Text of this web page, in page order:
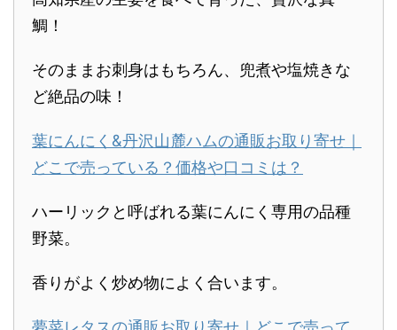
鯛！
そのままお刺身はもちろん、兜煮や塩焼きな
ど絶品の味！
葉にんにく&丹沢山麓ハムの通販お取り寄せ｜
どこで売っている？価格や口コミは？
ハーリックと呼ばれる葉にんにく専用の品種
野菜。
香りがよく炒め物によく合います。